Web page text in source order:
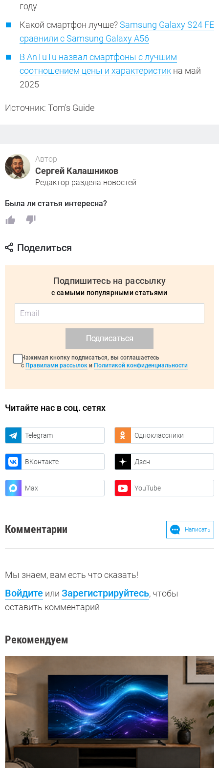
году
Какой смартфон лучше?Samsung Galaxy S24 FE
сравнили с Samsung Galaxy A56
В AnTuTu назвал смартфоны с лучшим
соотношением цены и характеристик на май
2025
Источник: Tom's Guide
Автор
Сергей Калашников
Редактор раздела новостей
Была ли статья интересна?
Поделиться
Подпишитесь на рассылку
с самыми популярными статьями
Подписаться
Нажимая кнопку подписаться, вы соглашаетесь
с Правилами рассылок и Политикой конфиденциальности
Читайте нас в соц. сетях
Telegram Одноклассники
ВКонтакте Дзен
Max YouTube
Комментарии Написать
Мы знаем, вам есть что сказать!
Войдите или Зарегистрируйтесь, чтобы
оставить комментарий
Рекомендуем